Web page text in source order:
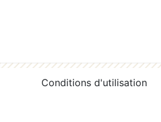
Conditions d'utilisation